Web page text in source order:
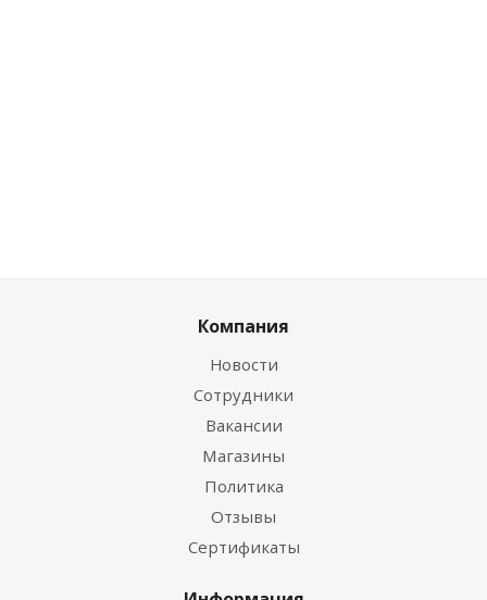
Компания
Новости
Сотрудники
Вакансии
Магазины
Политика
Отзывы
Сертификаты